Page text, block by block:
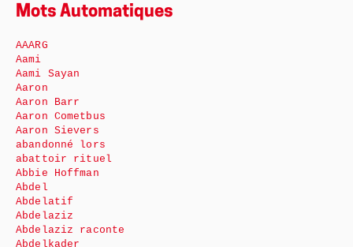
Mots Automatiques
AAARG
Aami
Aami Sayan
Aaron
Aaron Barr
Aaron Cometbus
Aaron Sievers
abandonné lors
abattoir rituel
Abbie Hoffman
Abdel
Abdelatif
Abdelaziz
Abdelaziz raconte
Abdelkader